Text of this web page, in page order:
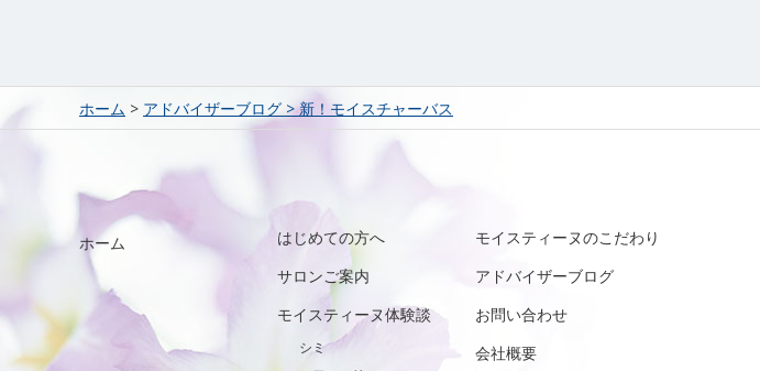
ホーム > アドバイザーブログ >新！モイスチャーバス
ホーム
はじめての方へ
サロンご案内
モイスティーヌ体験談
シミ
モイスティーヌのこだわり
アドバイザーブログ
お問い合わせ
会社概要